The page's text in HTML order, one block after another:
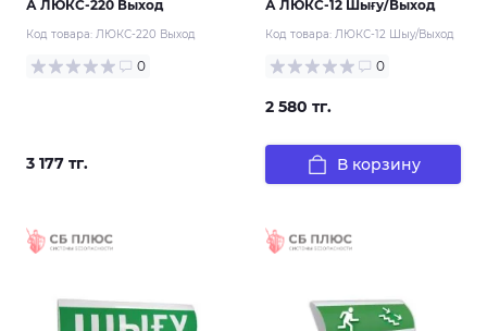
А ЛЮКС-220 Выход
Код товара: ЛЮКС-220 Выход
0
3 177 тг.
А ЛЮКС-12 Шығy/Выход
Код товара: ЛЮКС-12 Шыy/Выход
0
2 580 тг.
В корзину